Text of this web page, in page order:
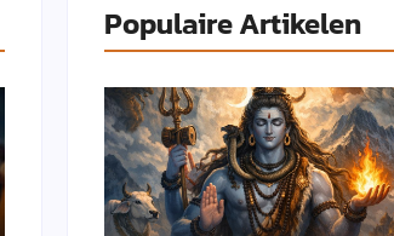
Populaire Artikelen